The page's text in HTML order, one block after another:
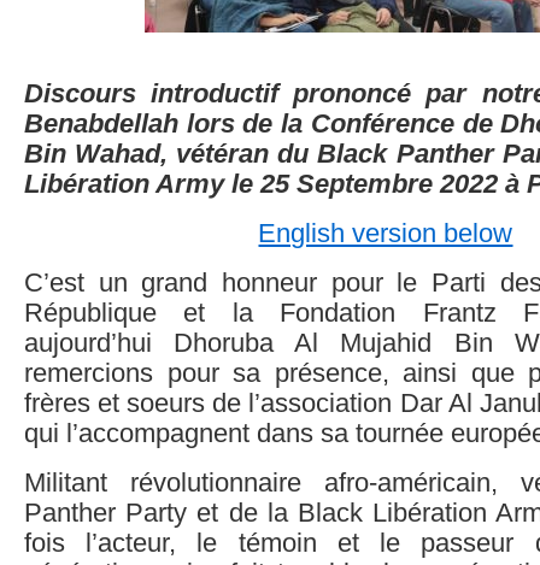
Discours introductif prononcé par
Benabdellah lors de la Conférence de
Bin Wahad, vétéran du Black Panther
Libération Army le 25 Septembre 2022 à
English version below
C’est un grand honneur pour le Parti
République et la Fondation Frantz
aujourd’hui Dhoruba Al Mujahid Bin
remercions pour sa présence, ainsi que
frères et soeurs de l’association Dar Al
qui l’accompagnent dans sa tournée
Militant révolutionnaire afro-américain,
Panther Party et de la Black Libération
fois l’acteur, le témoin et le passeur